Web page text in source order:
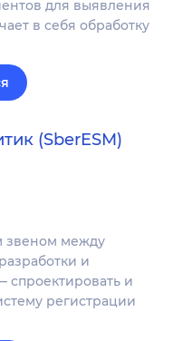
для выявления
в себя обработку
(SberESM)
звеном между
и
спроектировать и
регистрации